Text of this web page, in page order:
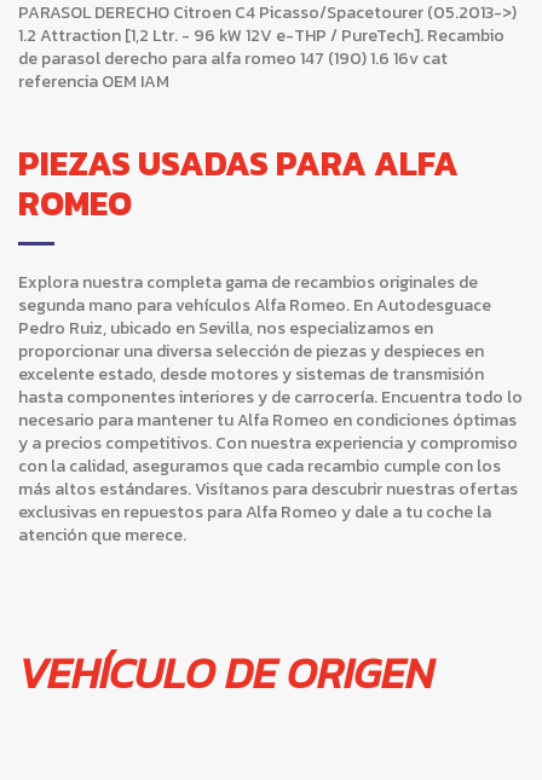
PARASOL DERECHO Citroen C4 Picasso/Spacetourer (05.2013->)
1.2 Attraction [1,2 Ltr. - 96 kW 12V e-THP / PureTech]. Recambio
de parasol derecho para alfa romeo 147 (190) 1.6 16v cat
referencia OEM IAM
PIEZAS USADAS PARA ALFA
ROMEO
Explora nuestra completa gama de recambios originales de
segunda mano para vehículos Alfa Romeo. En Autodesguace
Pedro Ruiz, ubicado en Sevilla, nos especializamos en
proporcionar una diversa selección de piezas y despieces en
excelente estado, desde motores y sistemas de transmisión
hasta componentes interiores y de carrocería. Encuentra todo lo
necesario para mantener tu Alfa Romeo en condiciones óptimas
y a precios competitivos. Con nuestra experiencia y compromiso
con la calidad, aseguramos que cada recambio cumple con los
más altos estándares. Visítanos para descubrir nuestras ofertas
exclusivas en repuestos para Alfa Romeo y dale a tu coche la
atención que merece.
VEHÍCULO DE ORIGEN